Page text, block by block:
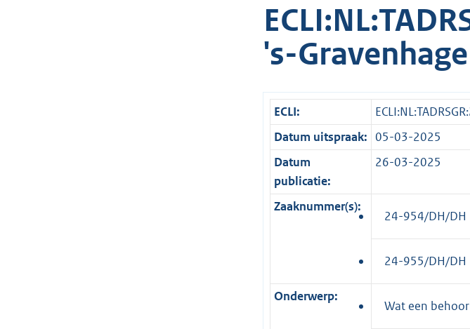
's-
ECLI:
Datum uitspraak: 05-03-2025
Datum
publicatie:
26-03-2025
Zaaknummer(s):
24-954/DH/DH
24-955/DH/DH
Onderwerp:
Wat een